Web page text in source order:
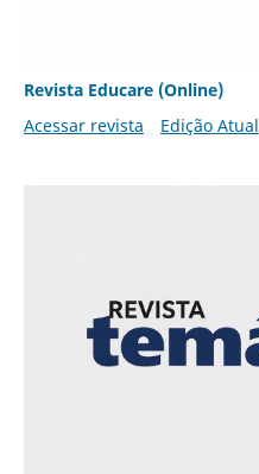
Revista Educare (Online)
Acessar revista
Edição Atual